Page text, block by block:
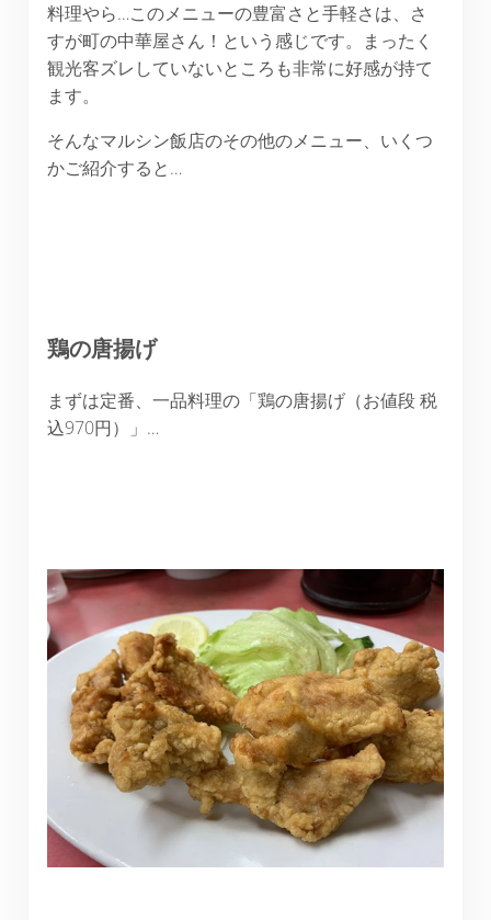
料理やら…このメニューの豊富さと手軽さは、さ
すが町の中華屋さん！という感じです。まったく
観光客ズレしていないところも非常に好感が持て
ます。
そんなマルシン飯店のその他のメニュー、いくつ
かご紹介すると…
鶏の唐揚げ
まずは定番、一品料理の「鶏の唐揚げ（お値段 税
込970円）」…